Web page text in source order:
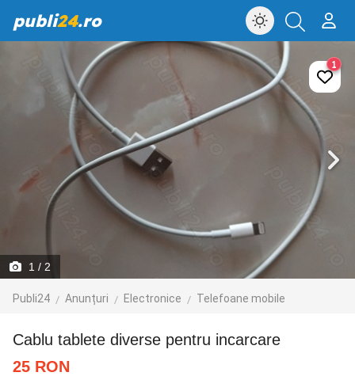
publi24.ro
1 / 2
Publi24 Anunțuri Electronice Telefoane mobile
1
Cablu tablete diverse pentru incarcare
25 RON